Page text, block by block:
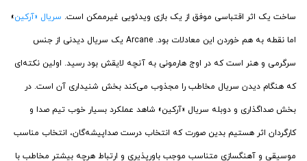
ساخت یک اثر اقتباسی موفق از یک بازی ویدئویی غیرممکن است. سریال «آرکین»
اما نقطه به هم خوردن این معادلات بود. Arcane یک سریال دیدنی از جنس
سرگرمی و هنر است که در اوج هارمونی به آنچه لایقش بود رسید. اولین نکته‌ای
که هنگام دیدن سریال مخاطب را مجذوب می‌کند بخش شنیداری آن است. در
بخش صداگذاری و دوبله سریال «آرکین» شاهد عملکرد بسیار خوب تیم صدا و
کارگردان اثر هستیم بدین صورت که انتخاب درست صداپیشه‌گان، انتخاب مناسب
موسیقی و آهنگسازی متناسب موجب باورپذیری و ارتباط هرچه بیشتر مخاطب با